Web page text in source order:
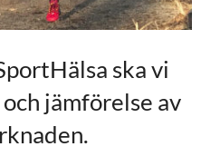
kämpe du är fina du 🙂
ska vi
jämförelse av